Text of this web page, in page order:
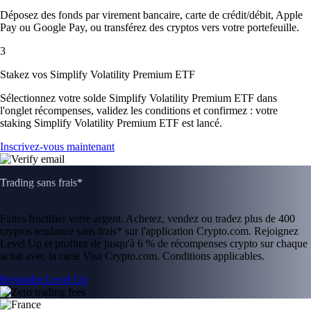
Déposez des fonds par virement bancaire, carte de crédit/débit, Apple
Pay ou Google Pay, ou transférez des cryptos vers votre portefeuille.
3
Stakez vos Simplify Volatility Premium ETF
Sélectionnez votre solde Simplify Volatility Premium ETF dans
l'onglet récompenses, validez les conditions et confirmez : votre
staking Simplify Volatility Premium ETF est lancé.
Inscrivez-vous maintenant
Trading sans frais*
Faites fructifier votre argent. Achetez, vendez ou tradez plus de 400
cryptos tendance sans frais* sur l'application Crypto.com. Rejoignez
Level Up et profitez de jusqu'à 6 % de récompenses crypto sur chaque
achat avec la carte Visa Crypto.com. Conditions applicables.
Rejoindre Level Up